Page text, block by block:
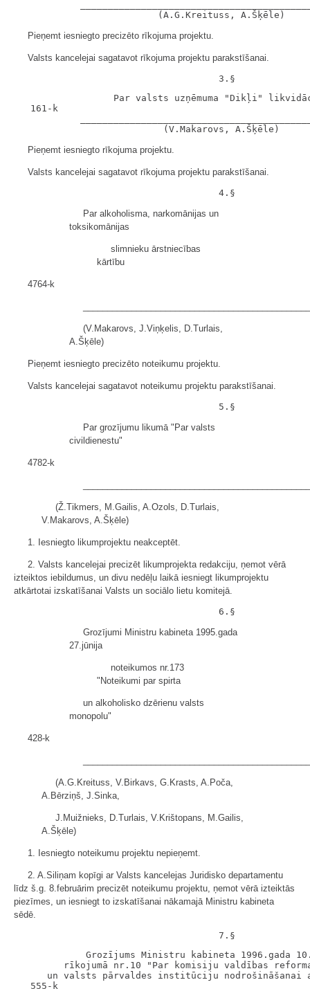
Pieņemt iesniegto precizēto rīkojuma projektu.
Valsts kancelejai sagatavot rīkojuma projektu parakstīšanai.
Par valsts uzņēmuma "Dikļi"
161-k
Pieņemt iesniegto rīkojuma projektu.
Valsts kancelejai sagatavot rīkojuma projektu parakstīšanai.
Par alkoholisma, narkomānijas un
toksikomānijas
slimnieku ārstniecības
kārtību
4764-k
(V.Makarovs, J.Viņķelis, D.Turlais,
A.Šķēle)
Pieņemt iesniegto precizēto noteikumu projektu.
Valsts kancelejai sagatavot noteikumu projektu parakstīšanai.
Par grozījumu likumā "Par valsts
civildienestu"
4782-k
(Ž.Tikmers, M.Gailis, A.Ozols, D.Turlais,
V.Makarovs, A.Šķēle)
1. Iesniegto likumprojektu neakceptēt.
2. Valsts kancelejai precizēt likumprojekta redakciju, ņemot vērā
izteiktos iebildumus, un divu nedēļu laikā iesniegt likumprojektu
atkārtotai izskatīšanai Valsts un sociālo lietu komitejā.
Grozījumi Ministru kabineta 1995.gada
27.jūnija
noteikumos nr.173
"Noteikumi par spirta
un alkoholisko dzērienu valsts
monopolu"
428-k
(A.G.Kreituss, V.Birkavs, G.Krasts, A.Poča,
A.Bērziņš, J.Sinka,
J.Muižnieks, D.Turlais, V.Krištopans, M.Gailis,
A.Šķēle)
1. Iesniegto noteikumu projektu nepieņemt.
2. A.Siliņam kopīgi ar Valsts kancelejas Juridisko departamentu
līdz š.g. 8.februārim precizēt noteikumu projektu, ņemot vērā izteiktās
piezīmes, un iesniegt to izskatīšanai nākamajā Ministru kabineta
sēdē.
Grozījums Ministru kabineta 1996.gada
rīkojumā nr.10 "Par komisiju valdības
un valsts pārvaldes institūciju nodrošināšanai
555-k